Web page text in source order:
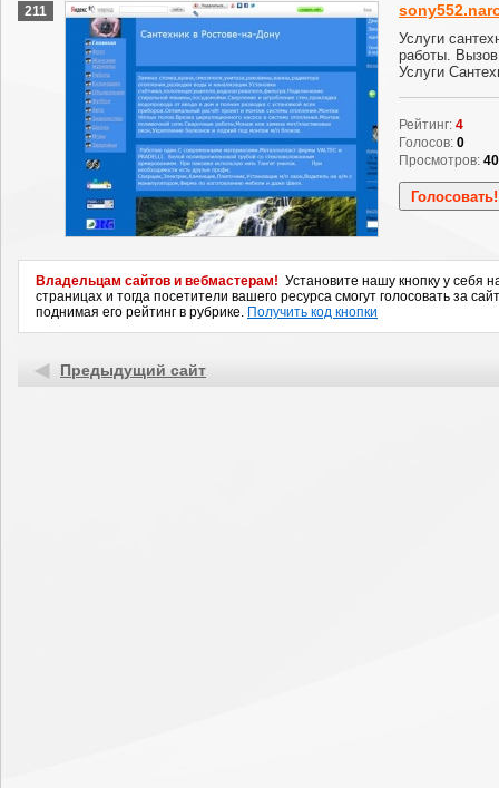
211
Услуги
работы.
Услуги
Рейтинг: 4
Голосов: 0
Просмотров:
Владельцам сайтов и вебмастерам! Установите нашу кнопку у себя
страницах и тогда посетители вашего ресурса смогут голосовать за
поднимая его рейтинг в рубрике. Получить код кнопки
Предыдущий сайт